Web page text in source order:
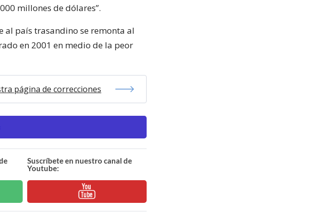
millones de dólares”.
al país trasandino se remonta al
en 2001 en medio de la peor
página de correcciones
Suscríbete en nuestro canal de
Youtube: